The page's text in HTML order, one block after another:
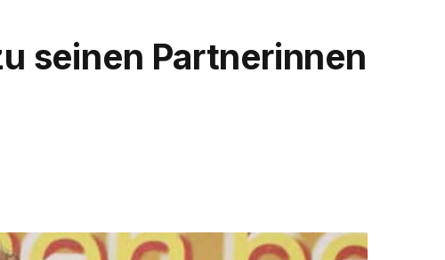
seinen Partnerinnen